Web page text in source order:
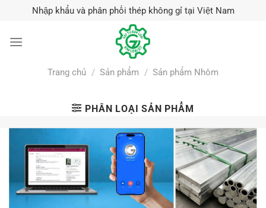
content
Nhập khẩu và phân phối thép không gỉ tại Việt Nam
Trang chủ / Sản phẩm / Sản phẩm Nhôm
PHÂN LOẠI SẢN PHẨM